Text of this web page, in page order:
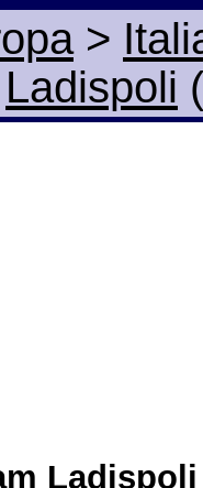
>
Ladispoli